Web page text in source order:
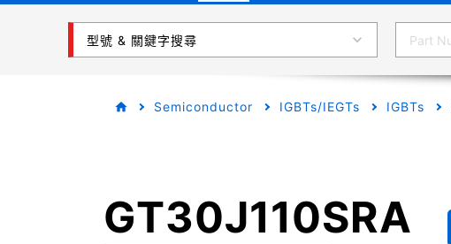
型號 & 關鍵字搜尋
Semiconductor IGBTs/IEGTs IGBTs
GT30J110SRA